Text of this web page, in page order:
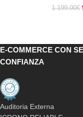
1.199,00€
E-COMMERCE CON
CONFIANZA
Auditoria Externa